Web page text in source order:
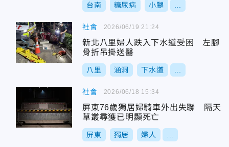
台南 糖尿病 小腿
社會
新北八里婦人跌入下水道受困 左腳
骨折吊掛送醫
八里 涵洞 下水道
2026/06/19 21:24
社會
屏東76歲獨居婦騎車外出失聯 隔天
草叢尋獲已明顯死亡
屏東 獨居 婦人
2026/06/18 15:34